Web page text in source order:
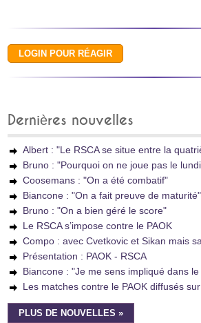
Dernières nouvelles
Albert : "Le RSCA se situe entre la
Bruno : "Pourquoi on ne joue pas le
Coosemans : "On a été combatif"
Biancone : "On a fait preuve de maturité"
Bruno : "On a bien géré le score"
Le RSCA s’impose contre le PAOK
Compo : avec Cvetkovic et Sikan mais
Présentation : PAOK - RSCA
Biancone : "Je me sens impliqué dans
Les matches contre le PAOK diffusés sur
PLUS DE NOUVELLES »